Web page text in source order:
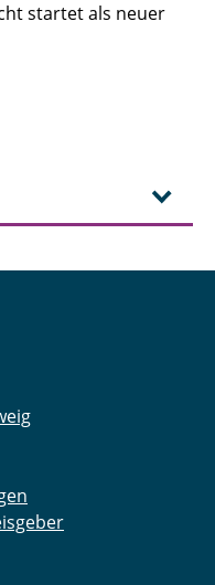
startet als neuer